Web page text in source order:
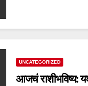
UNCATEGORIZED
आजचं राशीभविष्य: